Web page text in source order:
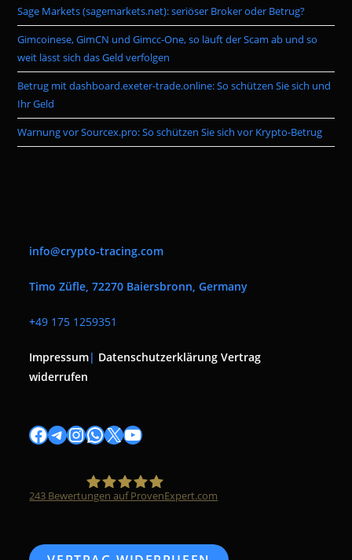
Sage Markets (sagemarkets.net): seriöser Broker oder Betrug?
Gimcoinese, GimCN und Gimcc-One, so läuft der Scam ab und so
weit lässt sich das Geld verfolgen
Betrug mit dashboard.exeter-trade.online: So schützen Sie sich und
Ihr Geld
Warnung vor Sourcex.pro: So schützen Sie sich vor Krypto-Betrug
info@crypto-tracing.com
Timo Züfle, 72270 Baiersbronn, Germany
+49 175 1259351
Impressum| Datenschutzerklärung Vertrag
widerrufen
Facebook
Telegram
Instagram
WhatsApp
X YouTube
243 Bewertungen auf ProvenExpert.com